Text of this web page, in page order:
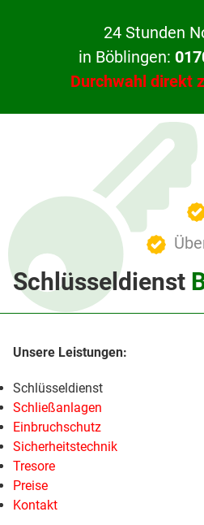
24 Stunden
in Böblingen:
Durchwahl direkt
Schlüsseldienst
Schlüsseldienst
Schließanlagen
Einbruchschutz
Sicherheitstechnik
Tresore
Preise
Kontakt